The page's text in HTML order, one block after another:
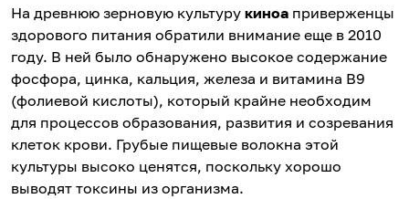
На древнюю зерновую культуру киноа приверженцы
здорового питания обратили внимание еще в 2010
году. В ней было обнаружено высокое содержание
фосфора, цинка, кальция, железа и витамина B9
(фолиевой кислоты), который крайне необходим
для процессов образования, развития и созревания
клеток крови. Грубые пищевые волокна этой
культуры высоко ценятся, поскольку хорошо
выводят токсины из организма.